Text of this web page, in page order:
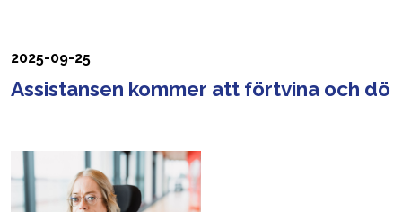
2025-09-25
Assistansen kommer att förtvina och dö